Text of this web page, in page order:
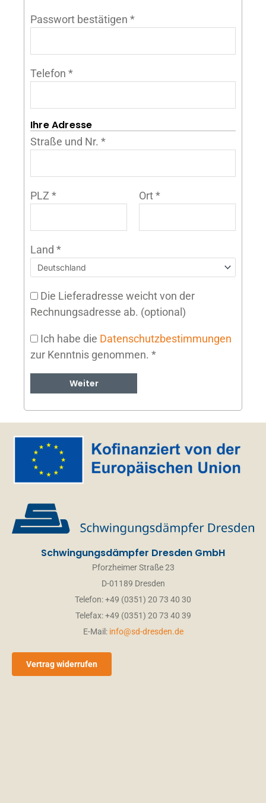
Passwort bestätigen *
Telefon *
Ihre Adresse
Straße und Nr. *
PLZ * Ort*
Land *
Die Lieferadresse weicht von der
Rechnungsadresse ab. (optional)
Ich habe die Datenschutzbestimmungen
zur Kenntnis genommen. *
Weiter
Schwingungsdämpfer Dresden GmbH
Pforzheimer Straße 23
D-01189 Dresden
Telefon: +49 (0351) 20 73 40 30
Telefax: +49 (0351) 20 73 40 39
E-Mail: info@sd-dresden.de
Vertrag widerrufen